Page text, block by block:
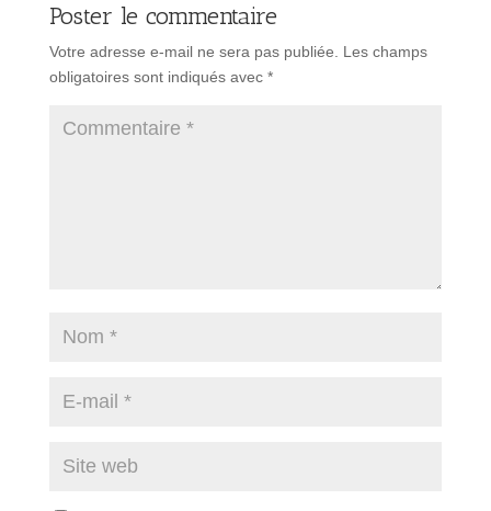
Poster le commentaire
Votre adresse e-mail ne sera pas publiée. Les champs
obligatoires sont indiqués avec *